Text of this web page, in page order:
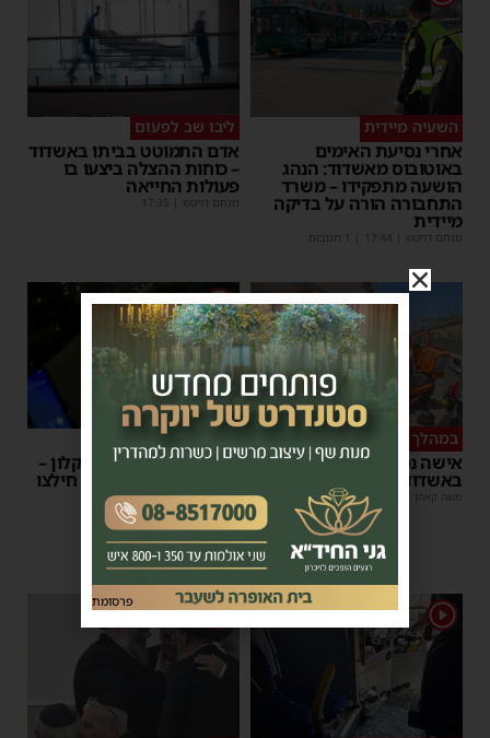
השעיה מיידית
אחרי נסיעת האימים
באוטובוס מאשדוד: הנהג
הושעה מתפקידו – משרד
התחבורה הורה על בדיקה
מיידית
מנחם דויטש 17:44
ליבו שב לפעום
אדם התמוטט בביתו באשדוד
– כוחות ההצלה ביצעו בו
פעולות החייאה
מנחם דויטש 17:35
במהלך העבודה
אישה נפלה מסולם במחסן
באשדוד
משה קאהן
1
תינוק ננעל ברכב באשקלון –
המתנדבים האשדודים חילצו
אותו בשלום
משה קאהן |
11:53
1
1 פרסומת